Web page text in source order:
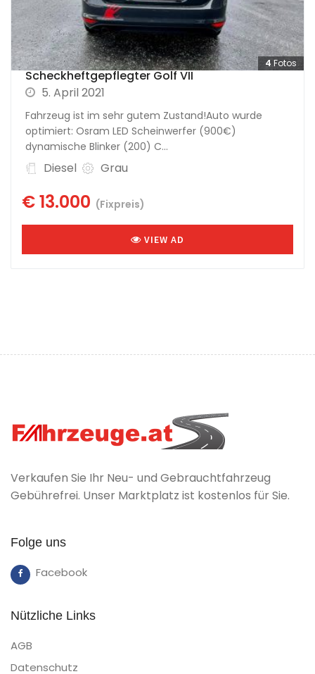
4 Fotos
Scheckheftgepflegter Golf VII
5. April 2021
Fahrzeug ist im sehr gutem Zustand!Auto wurde
optimiert: Osram LED Scheinwerfer (900€)
dynamische Blinker (200) C...
Diesel Grau
€ 13.000 (Fixpreis)
VIEW AD
Verkaufen Sie Ihr Neu- und Gebrauchtfahrzeug
Gebührefrei. Unser Marktplatz ist kostenlos für Sie.
Folge uns
Facebook
Nützliche Links
AGB
Datenschutz